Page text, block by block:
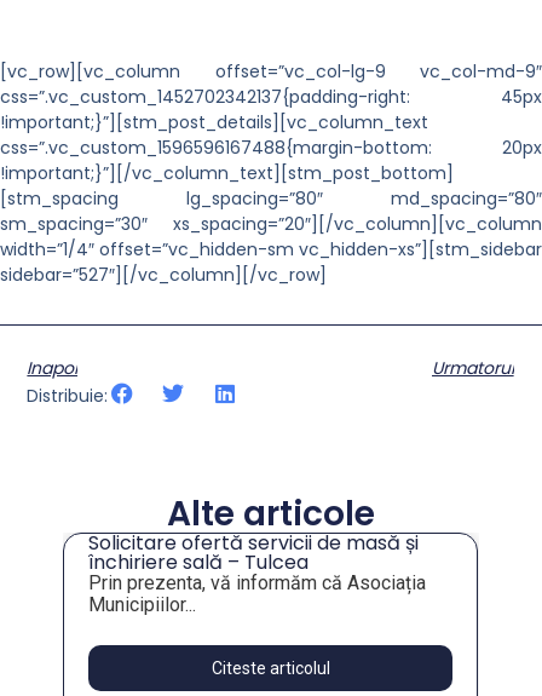
[vc_row][vc_column offset=”vc_col-lg-9 vc_col-md-9″
css=”.vc_custom_1452702342137{padding-right: 45px
!important;}”][stm_post_details][vc_column_text
css=”.vc_custom_1596596167488{margin-bottom: 20px
!important;}”][/vc_column_text][stm_post_bottom]
[stm_spacing lg_spacing=”80″ md_spacing=”80″
sm_spacing=”30″ xs_spacing=”20″][/vc_column][vc_column
width=”1/4″ offset=”vc_hidden-sm vc_hidden-xs”][stm_sidebar
sidebar=”527″][/vc_column][/vc_row]
Inapoi
Urmatorul
Distribuie:
Alte articole
Solicitare ofertă servicii de masă și
închiriere sală – Tulcea
Prin prezenta, vă informăm că Asociația
Municipiilor...
Citeste articolul